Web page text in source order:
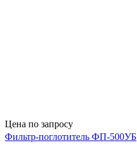
Цена по запросу
Фильтр-поглотитель ФП-500УБ